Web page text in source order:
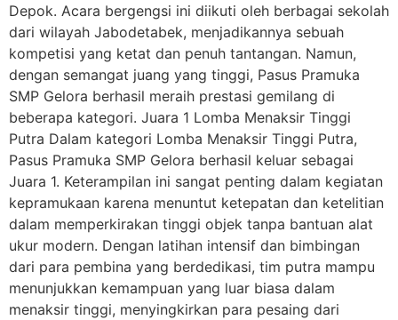
Depok. Acara bergengsi ini diikuti oleh berbagai sekolah
dari wilayah Jabodetabek, menjadikannya sebuah
kompetisi yang ketat dan penuh tantangan. Namun,
dengan semangat juang yang tinggi, Pasus Pramuka
SMP Gelora berhasil meraih prestasi gemilang di
beberapa kategori. Juara 1 Lomba Menaksir Tinggi
Putra Dalam kategori Lomba Menaksir Tinggi Putra,
Pasus Pramuka SMP Gelora berhasil keluar sebagai
Juara 1. Keterampilan ini sangat penting dalam kegiatan
kepramukaan karena menuntut ketepatan dan ketelitian
dalam memperkirakan tinggi objek tanpa bantuan alat
ukur modern. Dengan latihan intensif dan bimbingan
dari para pembina yang berdedikasi, tim putra mampu
menunjukkan kemampuan yang luar biasa dalam
menaksir tinggi, menyingkirkan para pesaing dari